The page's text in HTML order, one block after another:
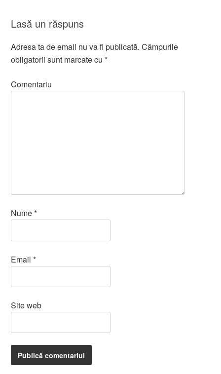
Lasă un răspuns
Adresa ta de email nu va fi publicată. Câmpurile
obligatorii sunt marcate cu*
Comentariu
Nume*
Email*
Site web